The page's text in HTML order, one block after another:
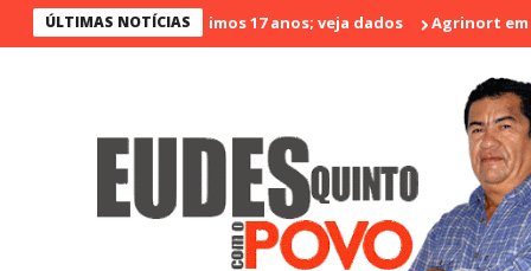
ÚLTIMAS NOTÍCIAS
violento nos últimos 17 anos; veja dados Agrinort em